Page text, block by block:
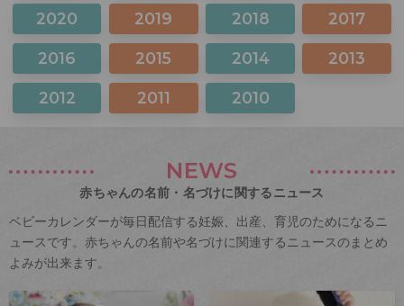
2020 2019 2018 2017
2016 2015 2014 2013
2012 2011 2010
NEWS
赤ちゃんの名前・名づけに関するニュース
ベビーカレンダーが毎日配信する妊娠、出産、育児のためになるニ
ュースです。赤ちゃんの名前や名づけに関連するニュースのまとめ
よみが出来ます。